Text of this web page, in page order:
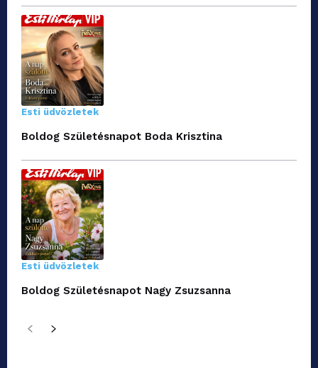
Esti üdvözletek
Boldog Születésnapot Boda Krisztina
Esti üdvözletek
Boldog Születésnapot Nagy Zsuzsanna